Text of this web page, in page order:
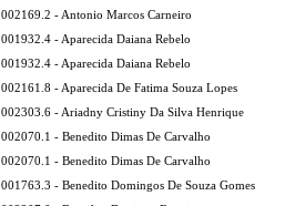
002169.2 - Antonio Marcos Carneiro
001932.4 - Aparecida Daiana Rebelo
001932.4 - Aparecida Daiana Rebelo
002161.8 - Aparecida De Fatima Souza Lopes
002303.6 - Ariadny Cristiny Da Silva Henrique
002070.1 - Benedito Dimas De Carvalho
002070.1 - Benedito Dimas De Carvalho
001763.3 - Benedito Domingos De Souza Gomes